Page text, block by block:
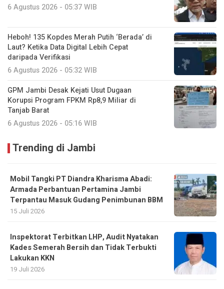
6 Agustus 2026 - 05:37 WIB
Heboh! 135 Kopdes Merah Putih ‘Berada’ di
Laut? Ketika Data Digital Lebih Cepat
daripada Verifikasi
6 Agustus 2026 - 05:32 WIB
GPM Jambi Desak Kejati Usut Dugaan
Korupsi Program FPKM Rp8,9 Miliar di
Tanjab Barat
6 Agustus 2026 - 05:16 WIB
Trending di Jambi
Mobil Tangki PT Diandra Kharisma Abadi:
Armada Perbantuan Pertamina Jambi
Terpantau Masuk Gudang Penimbunan BBM
15 Juli 2026
Inspektorat Terbitkan LHP, Audit Nyatakan
Kades Semerah Bersih dan Tidak Terbukti
Lakukan KKN
19 Juli 2026